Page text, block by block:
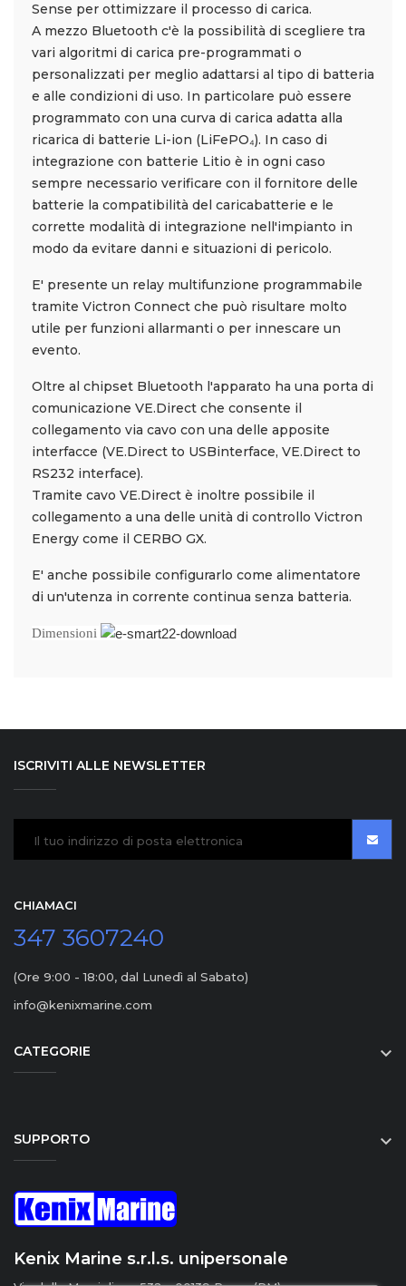
Sense per ottimizzare il processo di carica.
A mezzo Bluetooth c'è la possibilità di scegliere tra
vari algoritmi di carica pre-programmati o
personalizzati per meglio adattarsi al tipo di batteria
e alle condizioni di uso. In particolare può essere
programmato con una curva di carica adatta alla
ricarica di batterie Li-ion (LiFePO₄). In caso di
integrazione con batterie Litio è in ogni caso
sempre necessario verificare con il fornitore delle
batterie la compatibilità del caricabatterie e le
corrette modalità di integrazione nell'impianto in
modo da evitare danni e situazioni di pericolo.
E' presente un relay multifunzione programmabile
tramite Victron Connect che può risultare molto
utile per funzioni allarmanti o per innescare un
evento.
Oltre al chipset Bluetooth l'apparato ha una porta di
comunicazione VE.Direct che consente il
collegamento via cavo con una delle apposite
interfacce (VE.Direct to USBinterface, VE.Direct to
RS232 interface).
Tramite cavo VE.Direct è inoltre possibile il
collegamento a una delle unità di controllo Victron
Energy come il CERBO GX.
E' anche possibile configurarlo come alimentatore
di un'utenza in corrente continua senza batteria.
Dimensioni
ISCRIVITI ALLE NEWSLETTER
CHIAMACI
347 3607240
(Ore 9:00 - 18:00, dal Lunedì al Sabato)
info@kenixmarine.com
CATEGORIE 
SUPPORTO 
Kenix Marine s.r.l.s. unipersonale